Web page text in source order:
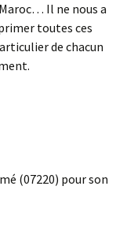
Il ne nous a
toutes ces
de chacun
(07220) pour son